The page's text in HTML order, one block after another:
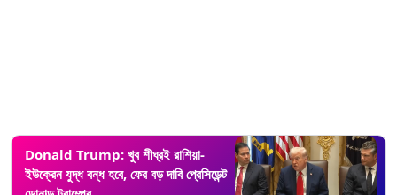
Donald Trump: খুব শীঘ্রই রাশিয়া-
ইউক্রেন যুদ্ধ বন্ধ হবে, ফের বড় দাবি প্রেসিডেন্ট